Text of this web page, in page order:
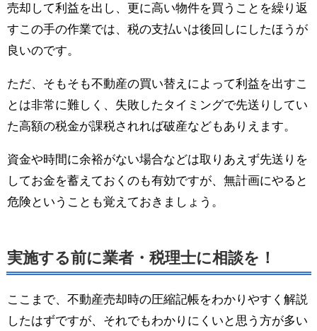
売却して利益を出し、更に高い物件を買うことを繰り返
すこの手の作業では、税の支払いは後回しにしたほうが
良いのです。
ただ、そもそも不動産の買い替えによって利益を出すこ
とは非常に難しく、失敗したタイミングで先送りしてい
た高額の税金が課税されれば破産などもありえます。
資金や時間に余裕がない場合などは取りあえず先送りを
してお金を蓄えておくのも有効ですが、無計画にやると
危険ということも覚えておきましょう。
実施する前に業者・税理士に相談を！
ここまで、不動産売却時の圧縮記帳をわかりやすく解説
したはずですが、それでもわかりにくいと思う方が多い